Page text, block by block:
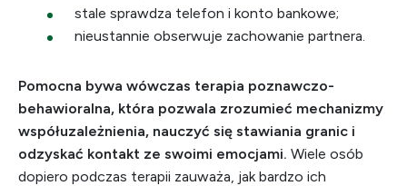
stale sprawdza telefon i konto bankowe;
nieustannie obserwuje zachowanie partnera.
Pomocna bywa wówczas terapia poznawczo-
behawioralna, która pozwala zrozumieć mechanizmy
współuzależnienia, nauczyć się stawiania granic i
odzyskać kontakt ze swoimi emocjami. Wiele osób
dopiero podczas terapii zauważa, jak bardzo ich